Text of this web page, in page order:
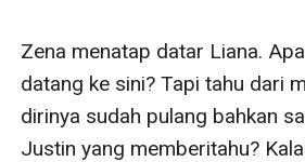
Zena menatap datar Liana.
datang ke sini? Tapi tahu dari
dirinya sudah pulang bahkan
Justin yang memberitahu?